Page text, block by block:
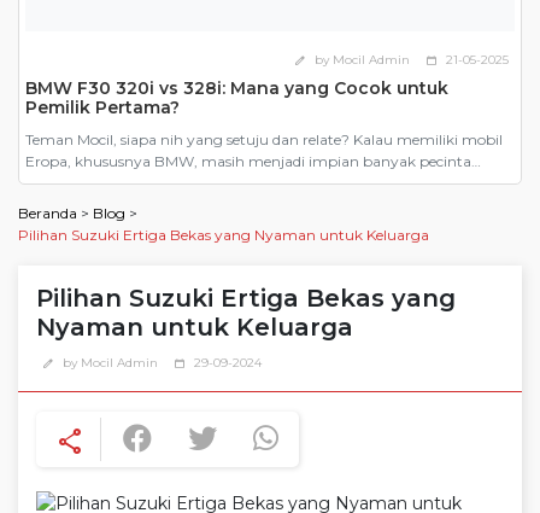
edit by Mocil Admin calendar_today 21-05-2025
BMW F30 320i vs 328i: Mana yang Cocok untuk
Pemilik Pertama?
Teman Mocil, siapa nih yang setuju dan relate? Kalau memiliki mobil
Eropa, khususnya BMW, masih menjadi impian banyak pecinta
otomotif. Dari sekian banyak model, BMW F30, generasi keenam dari
Seri 3 yang diproduksi antara 2012 hingga 2019, menjadi pilihan
paling masuk akal. Terutama karena harganya yang kini kian
bersahabat di pasar mobil bekas. Tapi ketika […]
Beranda > Blog >
Pilihan Suzuki Ertiga Bekas yang Nyaman untuk Keluarga
Pilihan Suzuki Ertiga Bekas yang
Nyaman untuk Keluarga
edit by Mocil Admin calendar_today 29-09-2024
share